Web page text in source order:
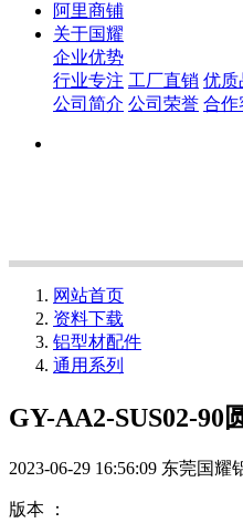
阿里商铺
关于国耀
企业优势
行业专注 工厂直销 优质
公司简介 公司荣誉 合作
网站首页
资料下载
铝型材配件
通用系列
GY-AA2-SUS02-90
2023-06-29 16:56:09 东莞国耀
版本 ：